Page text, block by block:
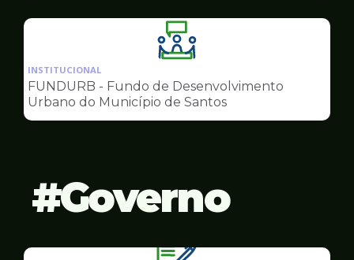
Ilustração
da
pagina
de
Conselhos
INSTITUCIONAL
FUNDURB - Fundo de Desenvolvimento
Urbano do Município de Santos
Governo